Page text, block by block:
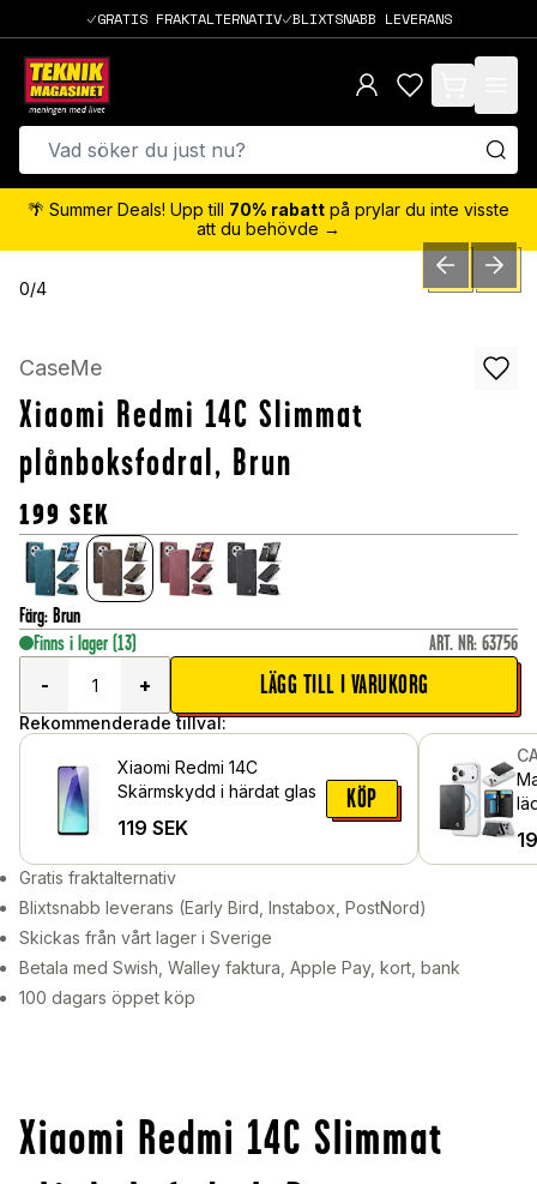
GRATIS FRAKTALTERNATIV BLIXTSNABB LEVERANS
items in cart,
🌴 Summer Deals! Upp till 70% rabatt på prylar du inte visste
att du behövde →
0/4 PREVIOUSNEXT
CaseMe
Xiaomi Redmi 14C Slimmat
plånboksfodral, Brun
199 SEK
Färg: Brun
Finns i lager (13) ART. NR: 63756
-
+ LÄGG TILL I VARUKORG
Rekommenderade tillval:
Xiaomi Redmi 14C
Skärmskydd i härdat glas
119 SEK
KÖP
Gratis fraktalternativ
Blixtsnabb leverans (Early Bird, Instabox, PostNord)
Skickas från vårt lager i Sverige
Betala med Swish, Walley faktura, Apple Pay, kort, bank
100 dagars öppet köp
Xiaomi Redmi 14C Slimmat